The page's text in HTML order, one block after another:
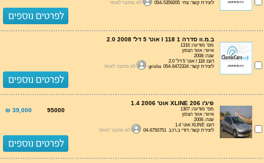
ליצירת קשר: צחי 054-5359205
לא מחובר לאתר
ב.מ.וו סדרה 1 I 118 אוט' 5 דל' 2.0 2008
מס' מודעה: 1316
איזור: אזור הצפון
שנה: 2008
דגם: I 118 אוט' 5 דל' 2.0
ליצירת קשר: grisha 054-6472334
לא מחובר לאתר
פיג'ו 206 XLINE אוט' 1.4 2006
מס' מודעה: 1307
איזור: אזור הצפון
שנה: 2006
דגם: XLINE אוט' 1.4
ליצירת קשר: דודי ב.רכב 04-6750751
לא מחובר לאתר
95000
39,000 ₪